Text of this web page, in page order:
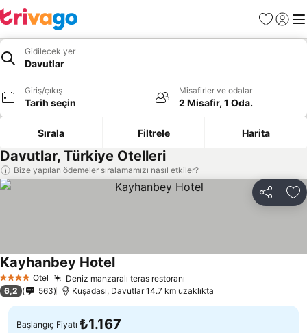
Favoriler
Giriş
Gidilecek yer
Davutlar
Giriş/çıkış
Tarih seçin
Misafirler ve odalar
2 Misafir, 1 Oda.
Sırala Filtrele Harita
Davutlar, Türkiye Otelleri
Bize yapılan ödemeler sıralamamızı nasıl etkiler?
Paylaş
4 Yıldız Otel Deniz manzaralı teras restoranı
Kayhanbey HotelFiyatları görün
6,2 563 Kuşadası, Davutlar 14.7 km uzaklıkta
Başlangıç Fiyatı ₺1.167